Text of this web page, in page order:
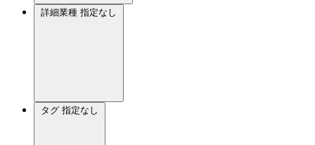
詳細業種 指定なし
タグ 指定なし